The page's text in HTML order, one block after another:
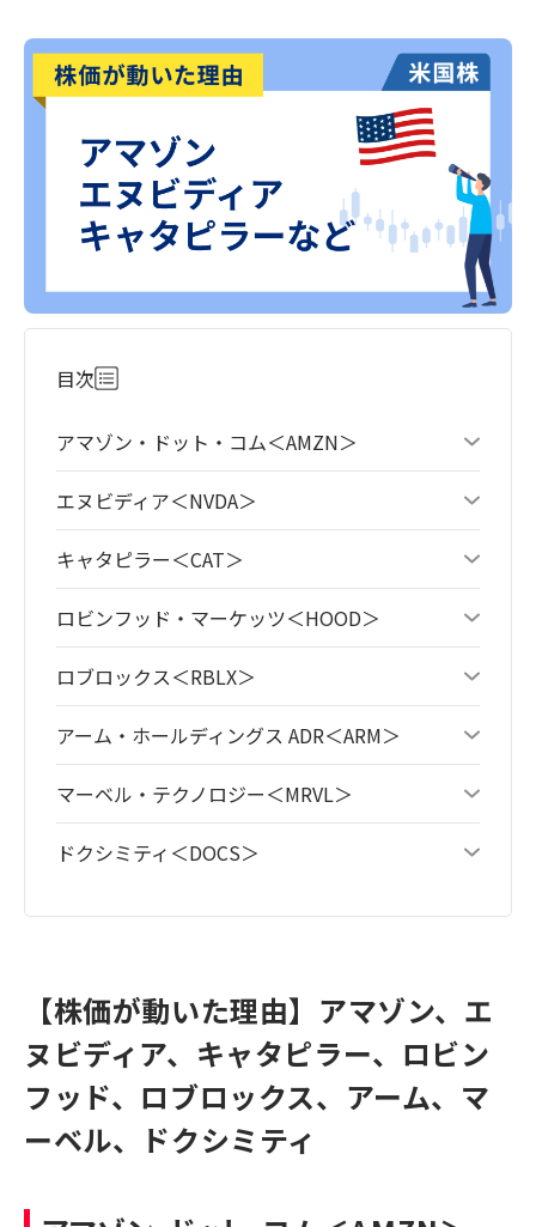
目次
アマゾン・ドット・コム＜AMZN＞
エヌビディア＜NVDA＞
キャタピラー＜CAT＞
ロビンフッド・マーケッツ＜HOOD＞
ロブロックス＜RBLX＞
アーム・ホールディングス ADR＜ARM＞
マーベル・テクノロジー＜MRVL＞
ドクシミティ＜DOCS＞
【株価が動いた理由】アマゾン、エ
ヌビディア、キャタピラー、ロビン
フッド、ロブロックス、アーム、マ
ーベル、ドクシミティ